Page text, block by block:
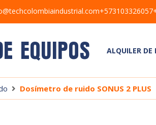
+573103326057
EQUIPOS ALQUILER DE
Dosímetro de ruido SONUS 2 PLUS